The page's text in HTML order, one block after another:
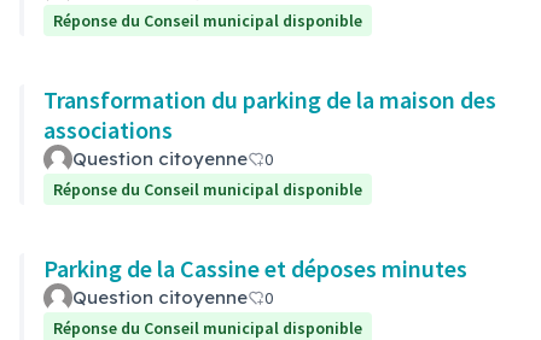
Réponse du Conseil municipal disponible
Transformation du parking de la maison des
associations
Question citoyenne
0
Réponse du Conseil municipal disponible
Parking de la Cassine et déposes minutes
Question citoyenne
0
Réponse du Conseil municipal disponible